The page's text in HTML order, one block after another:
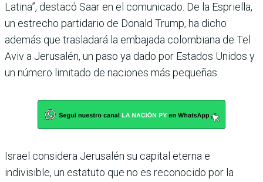
Latina”, destacó Saar en el comunicado. De la Espriella,
un estrecho partidario de Donald Trump, ha dicho
además que trasladará la embajada colombiana de Tel
Aviv a Jerusalén, un paso ya dado por Estados Unidos y
un número limitado de naciones más pequeñas.
Israel considera Jerusalén su capital eterna e
indivisible, un estatuto que no es reconocido por la